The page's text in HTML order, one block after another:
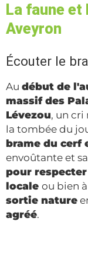
La faune
Aveyron
Écouter le
Au début de
massif des
Lévezou, un cri
la tombée du
brame du cerf
envoûtante et
pour
locale ou bien
sortie nature
agréé.